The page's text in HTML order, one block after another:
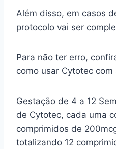
Além disso, em casos
protocolo vai ser
Para não ter erro,
como usar Cytotec com
Gestação de 4 a 12
de Cytotec, cada uma
comprimidos de
totalizando 12